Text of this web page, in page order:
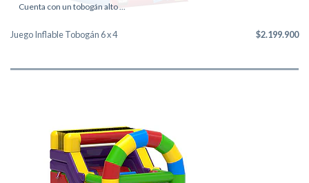
Cuenta con un tobogán alto ...
Juego Inflable Tobogán 6 x 4 $2.199.900